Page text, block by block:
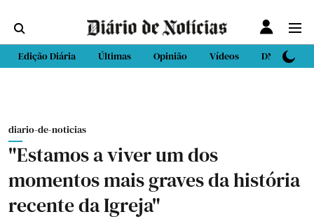
Edição Diária Últimas Opinião Vídeos DN Sport
diario-de-noticias
"Estamos a viver um dos
momentos mais graves da história
recente da Igreja"